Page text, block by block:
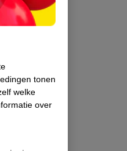
tonen
welke
over